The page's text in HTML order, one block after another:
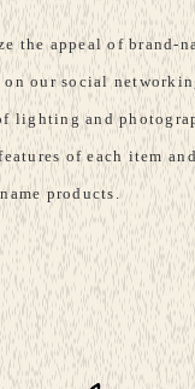
the appeal of brand-
our social
lighting and
of each item
products.